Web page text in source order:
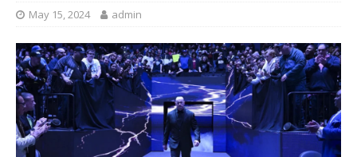
May 15, 2024 admin